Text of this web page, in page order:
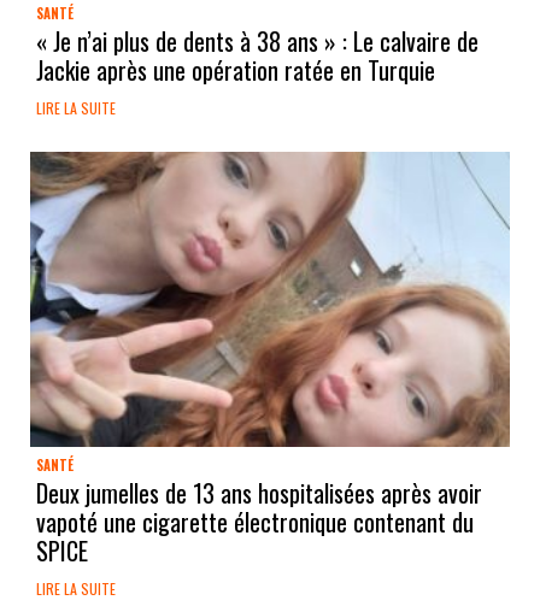
SANTÉ
« Je n’ai plus de dents à 38 ans » : Le calvaire de
Jackie après une opération ratée en Turquie
LIRE LA SUITE
SANTÉ
Deux jumelles de 13 ans hospitalisées après avoir
vapoté une cigarette électronique contenant du
SPICE
LIRE LA SUITE